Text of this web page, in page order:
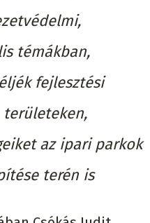
témákban,
fejlesztési
területeken,
az ipari parkok
terén is